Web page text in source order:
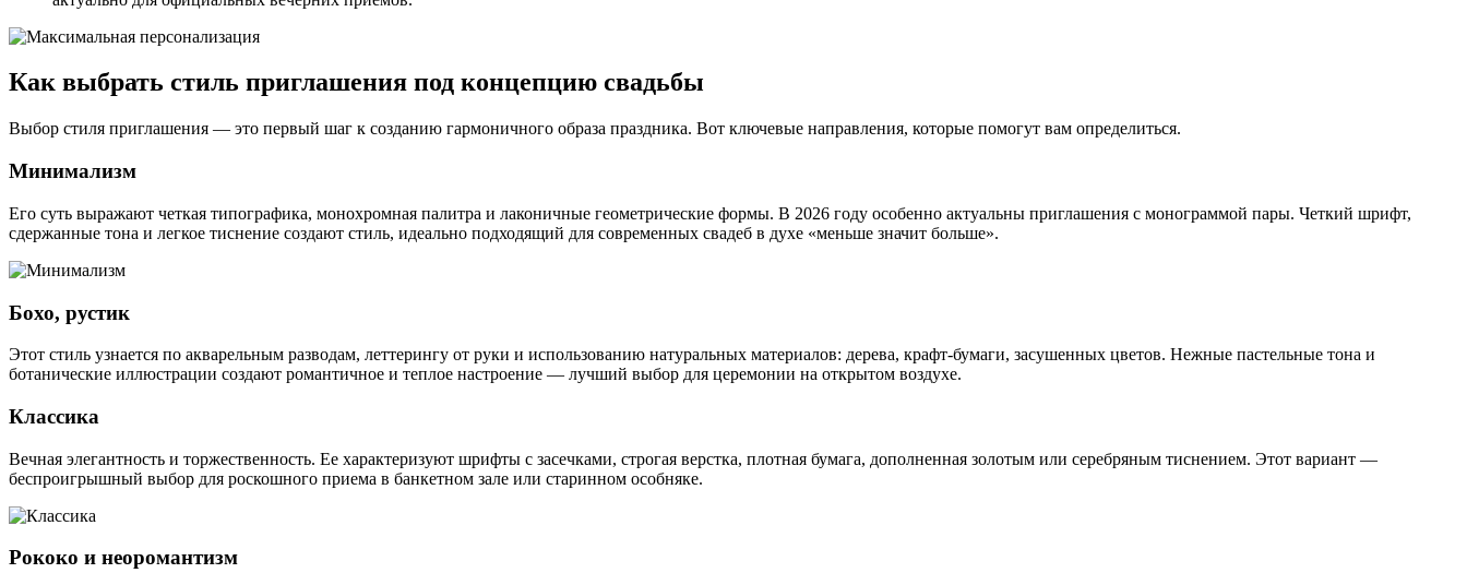
Как выбрать стиль приглашения под концепцию свадьбы
Выбор стиля приглашения — это первый шаг к созданию гармоничного образа праздника. Вот ключевые направления, которые помогут вам определиться.
Минимализм
Его суть выражают четкая типографика, монохромная палитра и лаконичные геометрические формы. В 2026 году особенно актуальны приглашения с монограммой пары. Четкий шрифт,
сдержанные тона и легкое тиснение создают стиль, идеально подходящий для современных свадеб в духе «меньше значит больше».
Бохо, рустик
Этот стиль узнается по акварельным разводам, леттерингу от руки и использованию натуральных материалов: дерева, крафт-бумаги, засушенных цветов. Нежные пастельные тона и
ботанические иллюстрации создают романтичное и теплое настроение — лучший выбор для церемонии на открытом воздухе.
Классика
Вечная элегантность и торжественность. Ее характеризуют шрифты с засечками, строгая верстка, плотная бумага, дополненная золотым или серебряным тиснением. Этот вариант —
беспроигрышный выбор для роскошного приема в банкетном зале или старинном особняке.
Рококо и неоромантизм